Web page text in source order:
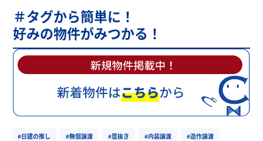
＃タグから簡単に！
好みの物件がみつかる！
#日建の推し #無償譲渡 #居抜き #内装譲渡 #造作譲渡